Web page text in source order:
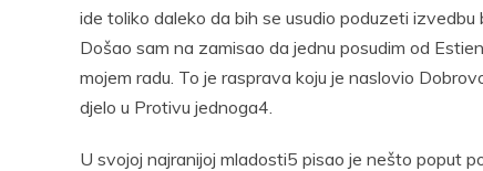
ide toliko daleko da bih se usudio poduzeti
Došao sam na zamisao da jednu posudim od
mojem radu. To je rasprava koju je naslovio
djelo u Protivu jednoga4.
U svojoj najranijoj mladosti5 pisao je nešto poput